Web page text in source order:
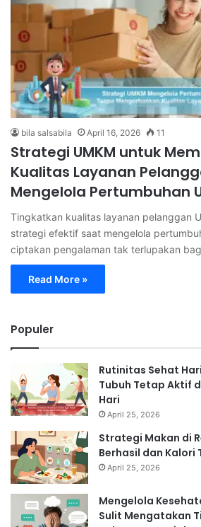
bila salsabila April 16, 2026 11
Strategi UMKM untuk
Kualitas Layanan
Mengelola Pertumbuhan
Tingkatkan kualitas layanan pelanggan
strategi efektif saat mengelola
ciptakan pengalaman tak terlupakan
Read More »
Populer
Rutinitas Sehat
Tubuh Tetap Aktif
Hari
April 25, 2026
Strategi Makan di
Berhasil dan
April 25, 2026
Mengelola
Sulit Mengatakan